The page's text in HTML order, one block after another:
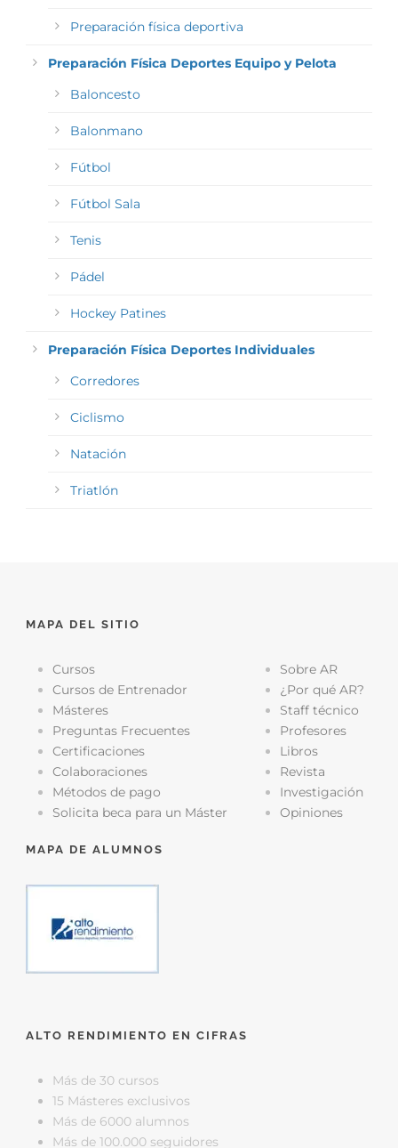
Preparación física deportiva
Preparación Física Deportes Equipo y Pelota
Baloncesto
Balonmano
Fútbol
Fútbol Sala
Tenis
Pádel
Hockey Patines
Preparación Física Deportes Individuales
Corredores
Ciclismo
Natación
Triatlón
MAPA DEL SITIO
Cursos
Cursos de Entrenador
Másteres
Preguntas Frecuentes
Certificaciones
Colaboraciones
Métodos de pago
Solicita beca para un Máster
Sobre AR
¿Por qué AR?
Staff técnico
Profesores
Libros
Revista
Investigación
Opiniones
MAPA DE ALUMNOS
ALTO RENDIMIENTO EN CIFRAS
Más de 30 cursos
15 Másteres exclusivos
Más de 6000 alumnos
Más de 100.000 seguidores